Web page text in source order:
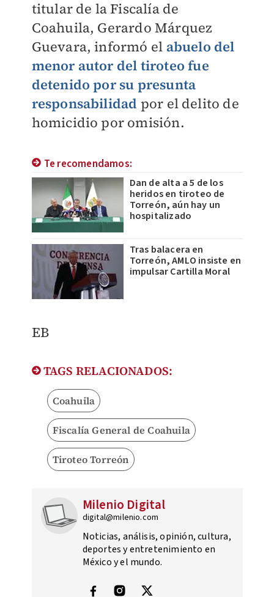
titular de la Fiscalía de
Coahuila, Gerardo Márquez
Guevara, informó el abuelo del
menor autor del tiroteo fue
detenido por su presunta
responsabilidad por el delito de
homicidio por omisión.
Te recomendamos:
Dan de alta a 5 de los
heridos en tiroteo de
Torreón, aún hay un
hospitalizado
Tras balacera en
Torreón, AMLO insiste en
impulsar Cartilla Moral
EB
TAGS RELACIONADOS:
Coahuila
Fiscalía General de Coahuila
Tiroteo Torreón
Milenio Digital
digital@milenio.com
Noticias, análisis, opinión, cultura,
deportes y entretenimiento en
México y el mundo.